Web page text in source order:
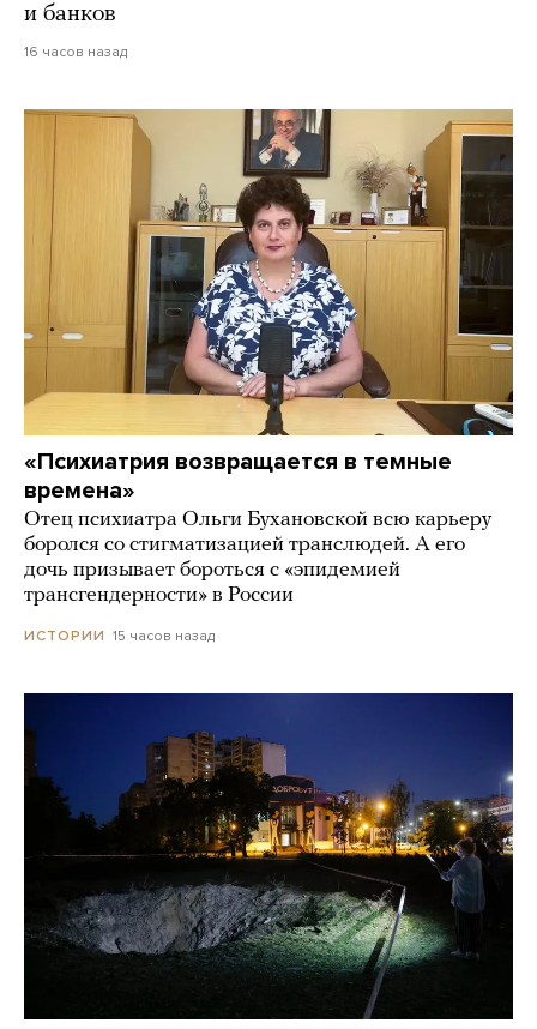
и банков
16 часов назад
«Психиатрия возвращается в темные
времена»
Отец психиатра Ольги Бухановской всю карьеру
боролся со стигматизацией транслюдей. А его
дочь призывает бороться с «эпидемией
трансгендерности» в России
ИСТОРИИ 15 часов назад